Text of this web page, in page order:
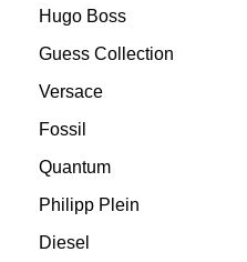
Hugo Boss
Guess Collection
Versace
Fossil
Quantum
Philipp Plein
Diesel